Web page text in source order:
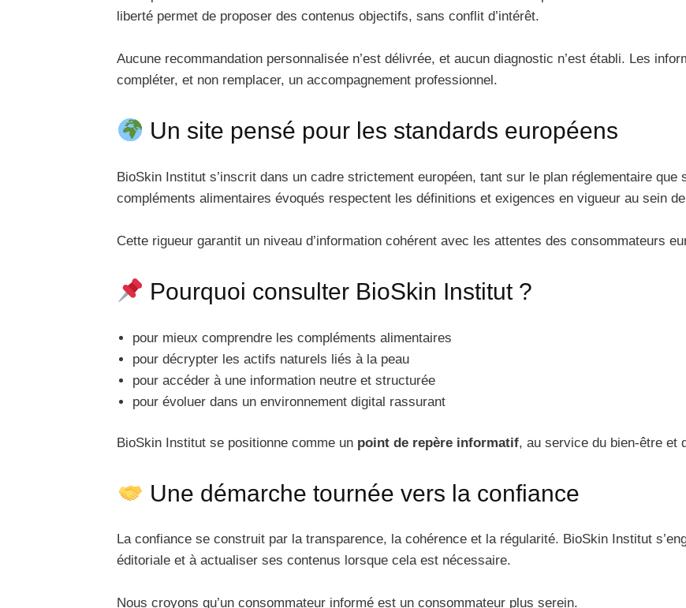
liberté permet de proposer des contenus objectifs, sans conflit d’intérêt.
Aucune recommandation personnalisée n’est délivrée, et aucun diagnostic n’est établi. Les
compléter, et non remplacer, un accompagnement professionnel.
Un site pensé pour les standards européens
BioSkin Institut s’inscrit dans un cadre strictement européen, tant sur le plan réglementaire que
compléments alimentaires évoqués respectent les définitions et exigences en vigueur au sein de
Cette rigueur garantit un niveau d’information cohérent avec les attentes des consommateurs
Pourquoi consulter BioSkin Institut ?
pour mieux comprendre les compléments alimentaires
pour décrypter les actifs naturels liés à la peau
pour accéder à une information neutre et structurée
pour évoluer dans un environnement digital rassurant
BioSkin Institut se positionne comme un point de repère informatif, au service du bien‑être et
Une démarche tournée vers la confiance
La confiance se construit par la transparence, la cohérence et la régularité. BioSkin Institut
éditoriale et à actualiser ses contenus lorsque cela est nécessaire.
Nous croyons qu’un consommateur informé est un consommateur plus serein.